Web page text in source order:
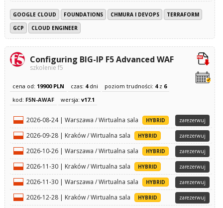
GOOGLE CLOUD FOUNDATIONS CHMURA I DEVOPS
TERRAFORM
GCP
CLOUD ENGINEER
Configuring BIG-IP F5 Advanced WAF
szkolenie f5
cena od: 19900 PLN czas: 4dni poziom trudności: 4z 6
kod: F5N-AWAF wersja: v17.1
2026-08-24 | Warszawa / Wirtualna sala HYBRID zarezerwuj
2026-09-28 | Kraków / Wirtualna sala HYBRID zarezerwuj
2026-10-26 | Warszawa / Wirtualna sala HYBRID zarezerwuj
2026-11-30 | Kraków / Wirtualna sala HYBRID zarezerwuj
2026-11-30 | Warszawa / Wirtualna sala HYBRID zarezerwuj
2026-12-28 | Kraków / Wirtualna sala HYBRID zarezerwuj